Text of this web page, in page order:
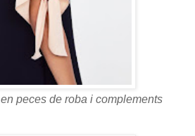
en peces de roba i complements